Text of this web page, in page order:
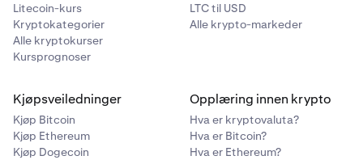
Litecoin-kurs
Kryptokategorier
Alle kryptokurser
Kursprognoser
LTC til USD
Alle krypto-markeder
Kjøpsveiledninger
Kjøp Bitcoin
Kjøp Ethereum
Kjøp Dogecoin
Opplæring innen krypto
Hva er kryptovaluta?
Hva er Bitcoin?
Hva er Ethereum?